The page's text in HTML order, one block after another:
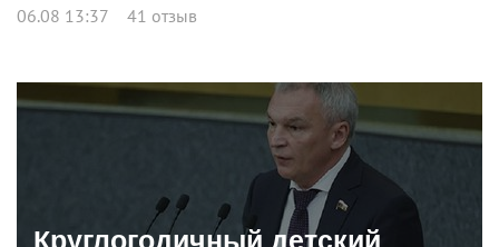
06.08 13:37 41 отзыв
Круглогодичный детский